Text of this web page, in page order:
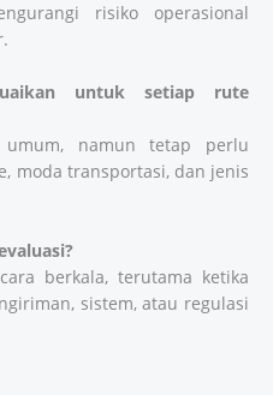
risiko operasional
untuk setiap rute
namun tetap perlu
moda transportasi, dan jenis
berkala, terutama ketika
sistem, atau regulasi